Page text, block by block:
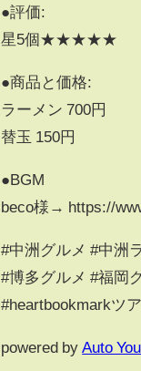
●評価:
星5個★★★★★
●商品と価格:
ラーメン 700円
替玉 150円
●BGM
beco様→ https://
#中洲グルメ #中洲
#博多グルメ #福岡
#heartbookmarkツ
powered by Auto